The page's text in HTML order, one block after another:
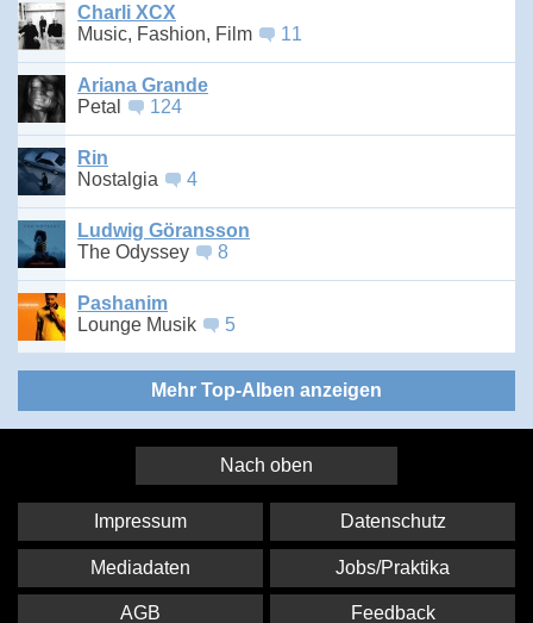
Charli XCX
Music, Fashion, Film
11
Ariana Grande
Petal
124
Rin
Nostalgia
4
Ludwig Göransson
The Odyssey
8
Pashanim
Lounge Musik
5
Mehr Top-Alben anzeigen
Nach oben
Impressum Datenschutz
Mediadaten Jobs/Praktika
AGB Feedback